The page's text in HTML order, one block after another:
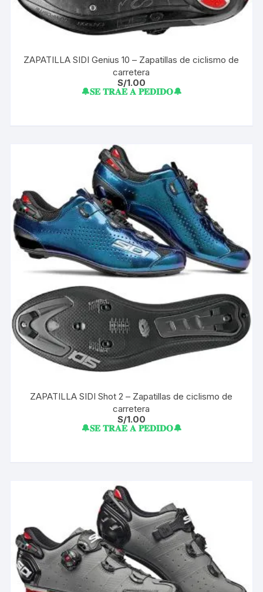
ZAPATILLA SIDI Genius 10 – Zapatillas de ciclismo de
carretera
S/1.00
🔔𝐒𝐄 𝐓𝐑𝐀𝐄 𝐀 𝐏𝐄𝐃𝐈𝐃𝐎🔔
ZAPATILLA SIDI Shot 2 – Zapatillas de ciclismo de
carretera
S/1.00
🔔𝐒𝐄 𝐓𝐑𝐀𝐄 𝐀 𝐏𝐄𝐃𝐈𝐃𝐎🔔